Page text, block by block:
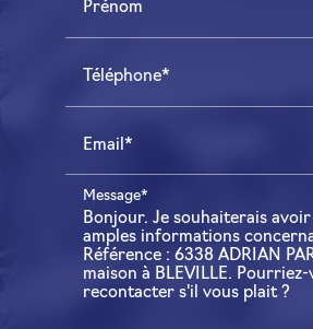
Prénom
Téléphone*
Email*
Message*